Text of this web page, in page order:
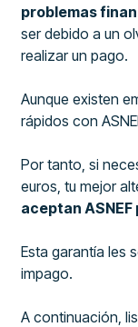
problemas
ser debido a un
realizar un pago.
Aunque existen
rápidos con
Por tanto, si
euros, tu mejor
aceptan
Esta garantía les
impago.
A continuación,